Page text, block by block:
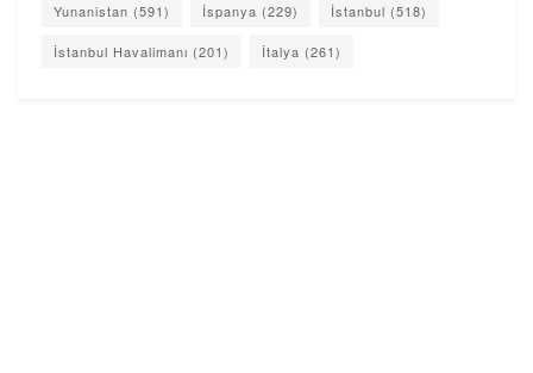
Yunanistan (591) İspanya (229) İstanbul (518)
İstanbul Havalimanı (201) İtalya (261)